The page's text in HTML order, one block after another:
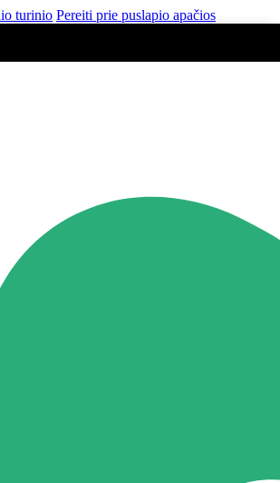
turinio Pereiti prie puslapio apačios